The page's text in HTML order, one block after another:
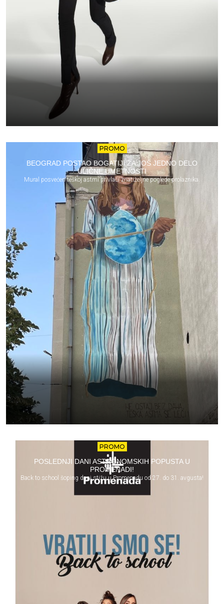
PROMO
BEOGRAD POSTAO BOGATIJI ZA JOŠ JEDNO DELO
ULIČNE UMETNOSTI
Mural posvećen teškoj astmi privlači znatiželjne poglede prolaznika.
PROMO
POSLEDNJI DANI ASTRONOMSKIH POPUSTA U
PROMENADI!
Back to school šoping dani stižu u Promenadu od 27. do 31. avgusta!